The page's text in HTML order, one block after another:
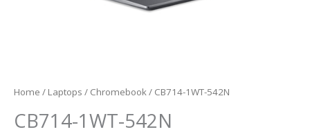
Home / Laptops / Chromebook/ CB714-1WT-542N
CB714-1WT-542N